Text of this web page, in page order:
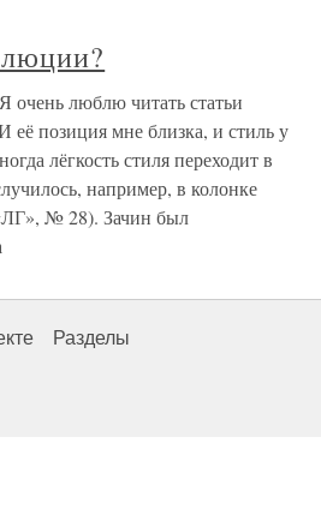
очень люблю читать статьи
позиция мне близка, и стиль у
лёгкость стиля переходит в
например, в колонке
№ 28). Зачин был
Разделы